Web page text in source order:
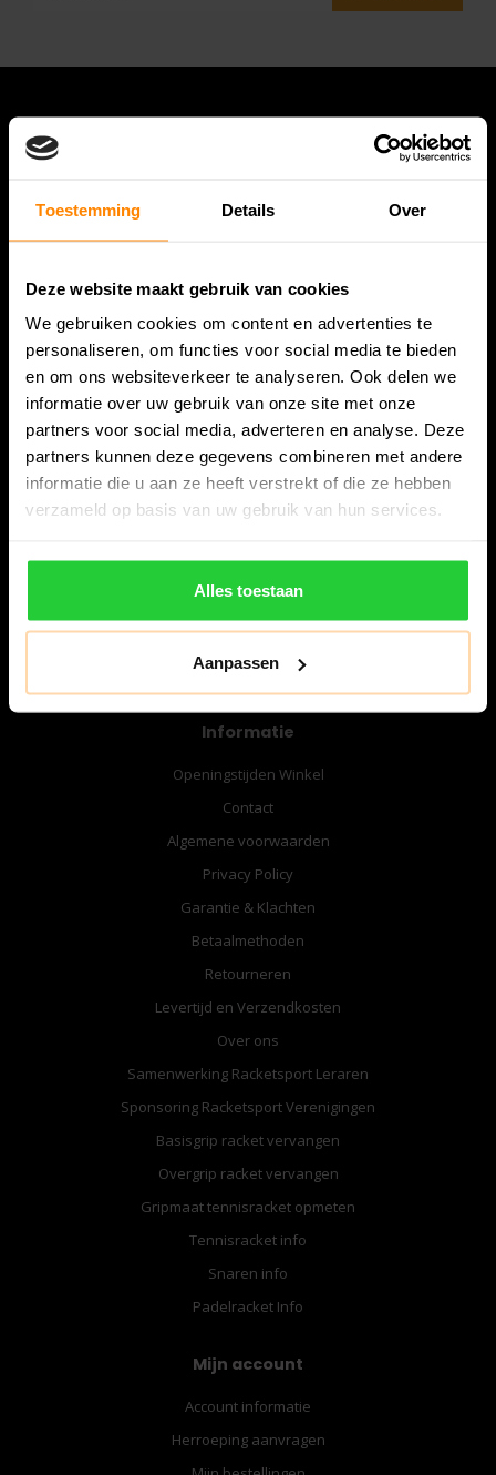
Toestemming Details Over
Deze website maakt gebruik van cookies
We gebruiken cookies om content en advertenties te
personaliseren, om functies voor social media te bieden
en om ons websiteverkeer te analyseren. Ook delen we
informatie over uw gebruik van onze site met onze
partners voor social media, adverteren en analyse. Deze
partners kunnen deze gegevens combineren met andere
informatie die u aan ze heeft verstrekt of die ze hebben
verzameld op basis van uw gebruik van hun services.
Alles toestaan
Aanpassen
Bespanracket.nl is dé racketspecialist van Lelystad en
omstreken.
Snijdersstraat 6
8224 AA Lelystad
Nederland
Informatie
Openingstijden Winkel
Contact
Algemene voorwaarden
Privacy Policy
Garantie & Klachten
Betaalmethoden
Retourneren
Levertijd en Verzendkosten
Over ons
Samenwerking Racketsport Leraren
Sponsoring Racketsport Verenigingen
Basisgrip racket vervangen
Overgrip racket vervangen
Gripmaat tennisracket opmeten
Tennisracket info
Snaren info
Padelracket Info
Mijn account
Account informatie
Herroeping aanvragen